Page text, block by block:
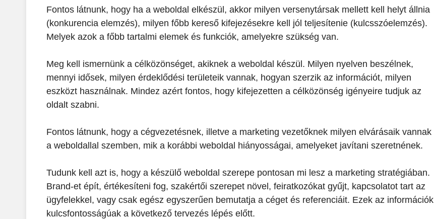
Fontos látnunk, hogy ha a weboldal elkészül, akkor milyen versenytársak mellett kell helyt állnia
(konkurencia elemzés), milyen főbb kereső kifejezésekre kell jól teljesítenie (kulcsszóelemzés).
Melyek azok a főbb tartalmi elemek és funkciók, amelyekre szükség van.
Meg kell ismernünk a célközönséget, akiknek a weboldal készül. Milyen nyelven beszélnek,
mennyi idősek, milyen érdeklődési területeik vannak, hogyan szerzik az információt, milyen
eszközt használnak. Mindez azért fontos, hogy kifejezetten a célközönség igényeire tudjuk az
oldalt szabni.
Fontos látnunk, hogy a cégvezetésnek, illetve a marketing vezetőknek milyen elvárásaik vannak
a weboldallal szemben, mik a korábbi weboldal hiányosságai, amelyeket javítani szeretnének.
Tudunk kell azt is, hogy a készülő weboldal szerepe pontosan mi lesz a marketing stratégiában.
Brand-et épít, értékesíteni fog, szakértői szerepet növel, feiratkozókat gyűjt, kapcsolatot tart az
ügyfelekkel, vagy csak egész egyszerűen bemutatja a céget és referenciáit. Ezek az információk
kulcsfontosságúak a következő tervezés lépés előtt.